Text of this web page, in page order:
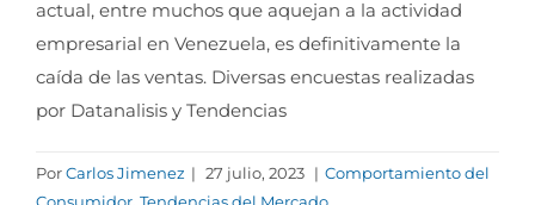
actual, entre muchos que aquejan a la actividad
empresarial en Venezuela, es definitivamente la
caída de las ventas. Diversas encuestas realizadas
por Datanalisis y Tendencias
PorCarlos Jimenez | 27 julio, 2023 | Comportamiento del